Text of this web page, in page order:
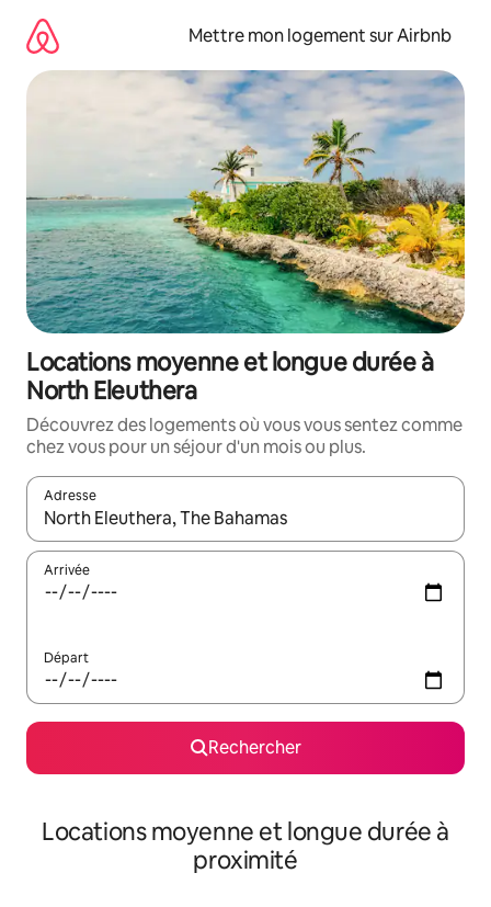
directement
contenu
Mettre mon logement sur Airbnb
Locations moyenne et longue durée à
North Eleuthera
Découvrez des logements où vous vous sentez comme
chez vous pour un séjour d'un mois ou plus.
Adresse
Lorsque les résultats s'affichent, utilisez les flèches vers le
Arrivée
Départ
Rechercher
Locations moyenne et longue durée à
proximité